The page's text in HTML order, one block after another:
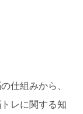
仕組みから、
レに関する知